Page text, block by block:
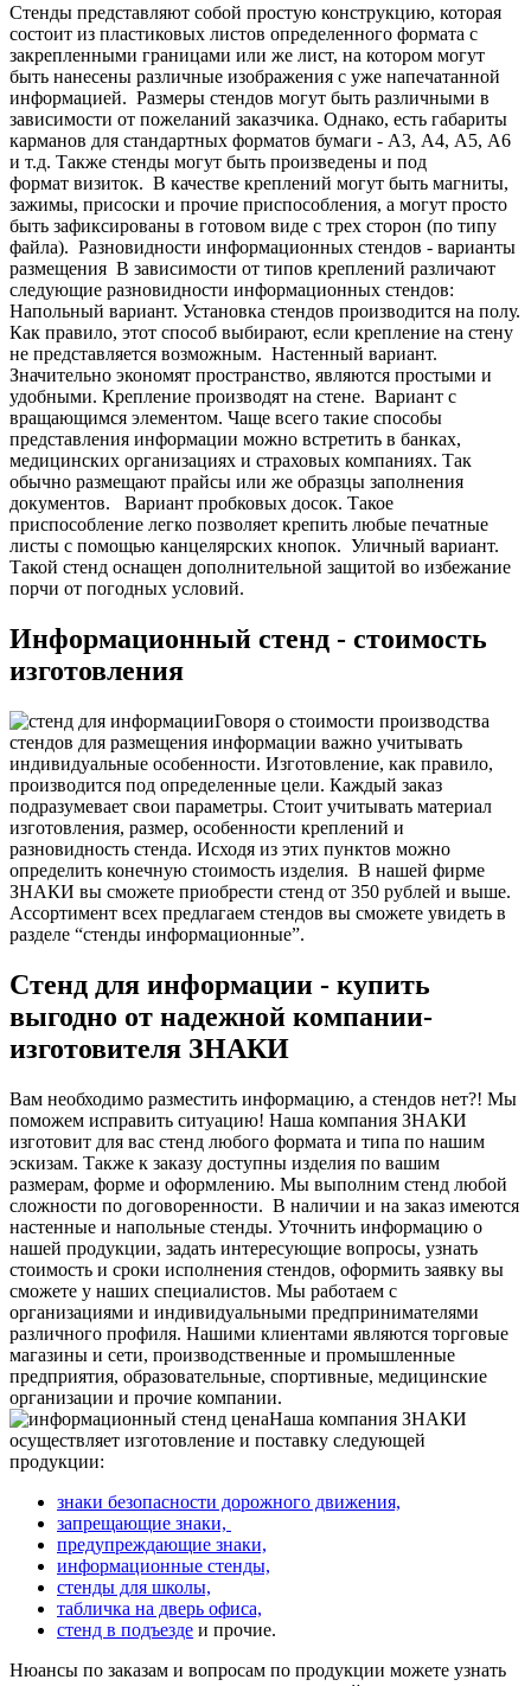
Стенды представляют собой простую конструкцию, которая
состоит из пластиковых листов определенного формата с
закрепленными границами или же лист, на котором могут
быть нанесены различные изображения с уже напечатанной
информацией. Размеры стендов могут быть различными в
зависимости от пожеланий заказчика. Однако, есть габариты
карманов для стандартных форматов бумаги - А3, А4, А5, А6
и т.д. Также стенды могут быть произведены и под
формат визиток. В качестве креплений могут быть магниты,
зажимы, присоски и прочие приспособления, а могут просто
быть зафиксированы в готовом виде с трех сторон (по типу
файла). Разновидности информационных стендов - варианты
размещения В зависимости от типов креплений различают
следующие разновидности информационных стендов:
Напольный вариант. Установка стендов производится на полу.
Как правило, этот способ выбирают, если крепление на стену
не представляется возможным. Настенный вариант.
Значительно экономят пространство, являются простыми и
удобными. Крепление производят на стене. Вариант с
вращающимся элементом. Чаще всего такие способы
представления информации можно встретить в банках,
медицинских организациях и страховых компаниях. Так
обычно размещают прайсы или же образцы заполнения
документов.
Вариант пробковых досок. Такое
приспособление легко позволяет крепить любые печатные
листы с помощью канцелярских кнопок. Уличный вариант.
Такой стенд оснащен дополнительной защитой во избежание
порчи от погодных условий.
Информационный стенд - стоимость
изготовления
Говоря о стоимости производства
стендов для размещения информации важно учитывать
индивидуальные особенности. Изготовление, как правило,
производится под определенные цели. Каждый заказ
подразумевает свои параметры. Стоит учитывать материал
изготовления, размер, особенности креплений и
разновидность стенда. Исходя из этих пунктов можно
определить конечную стоимость изделия. В нашей фирме
ЗНАКИ вы сможете приобрести стенд от 350 рублей и выше.
Ассортимент всех предлагаем стендов вы сможете увидеть в
разделе “стенды информационные”.
Стенд для информации - купить
выгодно от надежной компании-
изготовителя ЗНАКИ
Вам необходимо разместить информацию, а стендов нет?! Мы
поможем исправить ситуацию! Наша компания ЗНАКИ
изготовит для вас стенд любого формата и типа по нашим
эскизам. Также к заказу доступны изделия по вашим
размерам, форме и оформлению. Мы выполним стенд любой
сложности по договоренности. В наличии и на заказ имеются
настенные и напольные стенды. Уточнить информацию о
нашей продукции, задать интересующие вопросы, узнать
стоимость и сроки исполнения стендов, оформить заявку вы
сможете у наших специалистов. Мы работаем с
организациями и индивидуальными предпринимателями
различного профиля. Нашими клиентами являются торговые
магазины и сети, производственные и промышленные
предприятия, образовательные, спортивные, медицинские
организации и прочие компании.
Наша компания ЗНАКИ
осуществляет изготовление и поставку следующей
продукции:
знаки безопасности дорожного движения,
запрещающие знаки,
предупреждающие знаки,
информационные стенды,
стенды для школы,
табличка на дверь офиса,
стенд в подъезде и прочие.
Нюансы по заказам и вопросам по продукции можете узнать